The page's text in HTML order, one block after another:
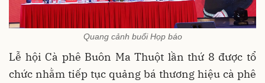
Quang cảnh buổi Họp báo
Lễ hội Cà phê Buôn Ma Thuột lần thứ 8 được tổ
chức nhằm tiếp tục quảng bá thương hiệu cà phê